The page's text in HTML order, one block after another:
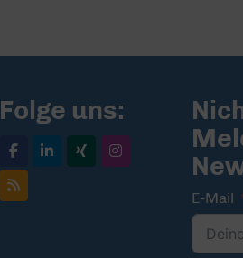
Folge uns:
E-Mail